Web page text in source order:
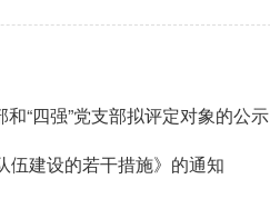
“四强”党支部拟评定对象的公示
伍建设的若干措施》的通知